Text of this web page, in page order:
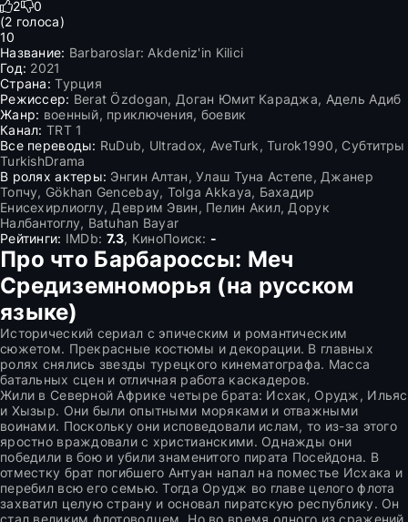
2
0
(2 голоса)
10
Название: Barbaroslar: Akdeniz'in Kilici
Год: 2021
Страна: Турция
Режиссер: Berat Özdogan, Доган Юмит Караджа, Адель Адиб
Жанр: военный, приключения, боевик
Канал: TRT 1
Все переводы: RuDub, Ultradox, AveTurk, Turok1990, Субтитры
TurkishDrama
В ролях актеры: Энгин Алтан, Улаш Туна Астепе, Джанер
Топчу, Gökhan Gencebay, Tolga Akkaya, Бахадир
Енисехирлиоглу, Деврим Эвин, Пелин Акил, Дорук
Налбантоглу, Batuhan Bayar
Рейтинги: IMDb: 7.3, КиноПоиск: -
Про что Барбароссы: Меч
Средиземноморья (на русском
языке)
Исторический сериал с эпическим и романтическим
сюжетом. Прекрасные костюмы и декорации. В главных
ролях снялись звезды турецкого кинематографа. Масса
батальных сцен и отличная работа каскадеров.
Жили в Северной Африке четыре брата: Исхак, Орудж, Ильяс
и Хызыр. Они были опытными моряками и отважными
воинами. Поскольку они исповедовали ислам, то из-за этого
яростно враждовали с христианскими. Однажды они
победили в бою и убили знаменитого пирата Посейдона. В
отместку брат погибшего Антуан напал на поместье Исхака и
перебил всю его семью. Тогда Орудж во главе целого флота
захватил целую страну и основал пиратскую республику. Он
стал великим флотоводцем. Но во время одного из сражений